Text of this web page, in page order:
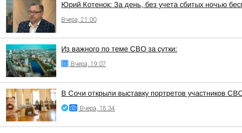
Юрий Котенок: За день, без учета сбитых ночью
Вчера, 21:00
Из важного по теме СВО за сутки:
Вчера, 19:07
В Сочи открыли выставку портретов участников
Вчера, 18:34